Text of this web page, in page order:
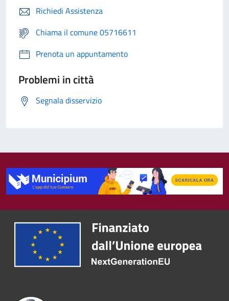
Richiedi Assistenza
Chiama il comune 05716611
Prenota un appuntamento
Problemi in città
Segnala disservizio